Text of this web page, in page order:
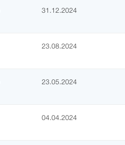
31.12.2024
23.08.2024
23.05.2024
04.04.2024